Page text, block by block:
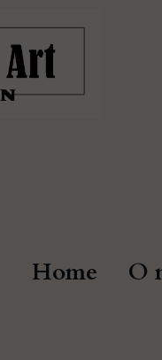
Home O